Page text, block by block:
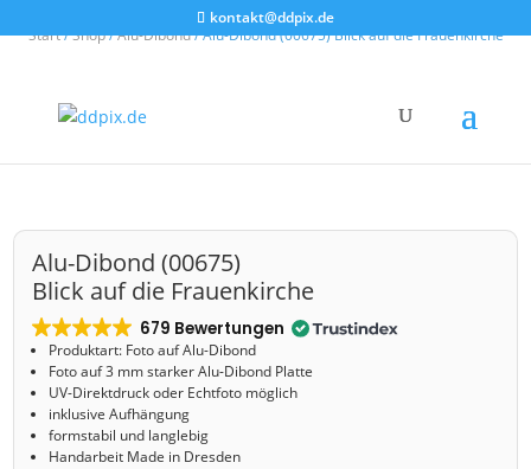
kontakt@ddpix.de
Start/Shop/Alu-Dibond/ Alu-Dibond (00675) Blick auf die Frauenkirche
Alu-Dibond (00675)
Blick auf die Frauenkirche
679 Bewertungen
Produktart: Foto auf Alu-Dibond
Foto auf 3 mm starker Alu-Dibond Platte
UV-Direktdruck oder Echtfoto möglich
inklusive Aufhängung
formstabil und langlebig
Handarbeit Made in Dresden